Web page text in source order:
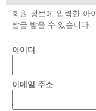
회원 정보에 입력한 아
발급 받을 수 있습니다.
아이디
이메일 주소
업무